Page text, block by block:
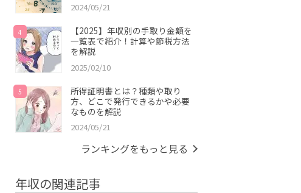
2024/05/21
4
【2025】年収別の手取り金額を
一覧表で紹介！計算や節税方法
を解説
2025/02/10
5
所得証明書とは？種類や取り
方、どこで発行できるかや必要
なものを解説
2024/05/21
ランキングをもっと見る
年収の関連記事